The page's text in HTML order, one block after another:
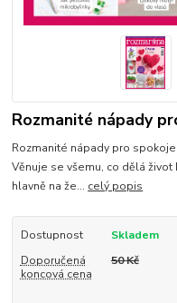
Rozmanité nápady
Rozmanité nápady pro
Věnuje se všemu, co dělá život
hlavně na že... celý popis
Dostupnost
Skladem
Doporučená
koncová cena
50 Kč